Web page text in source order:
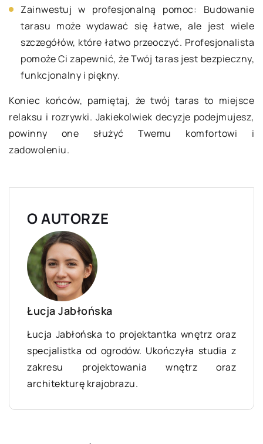
Zainwestuj w profesjonalną pomoc: Budowanie
tarasu może wydawać się łatwe, ale jest wiele
szczegółów, które łatwo przeoczyć. Profesjonalista
pomoże Ci zapewnić, że Twój taras jest bezpieczny,
funkcjonalny i piękny.
Koniec końców, pamiętaj, że twój taras to miejsce
relaksu i rozrywki. Jakiekolwiek decyzje podejmujesz,
powinny one służyć Twemu komfortowi i
zadowoleniu.
O AUTORZE
Łucja Jabłońska
Łucja Jabłońska to projektantka wnętrz oraz
specjalistka od ogrodów. Ukończyła studia z
zakresu projektowania wnętrz oraz
architekturę krajobrazu.